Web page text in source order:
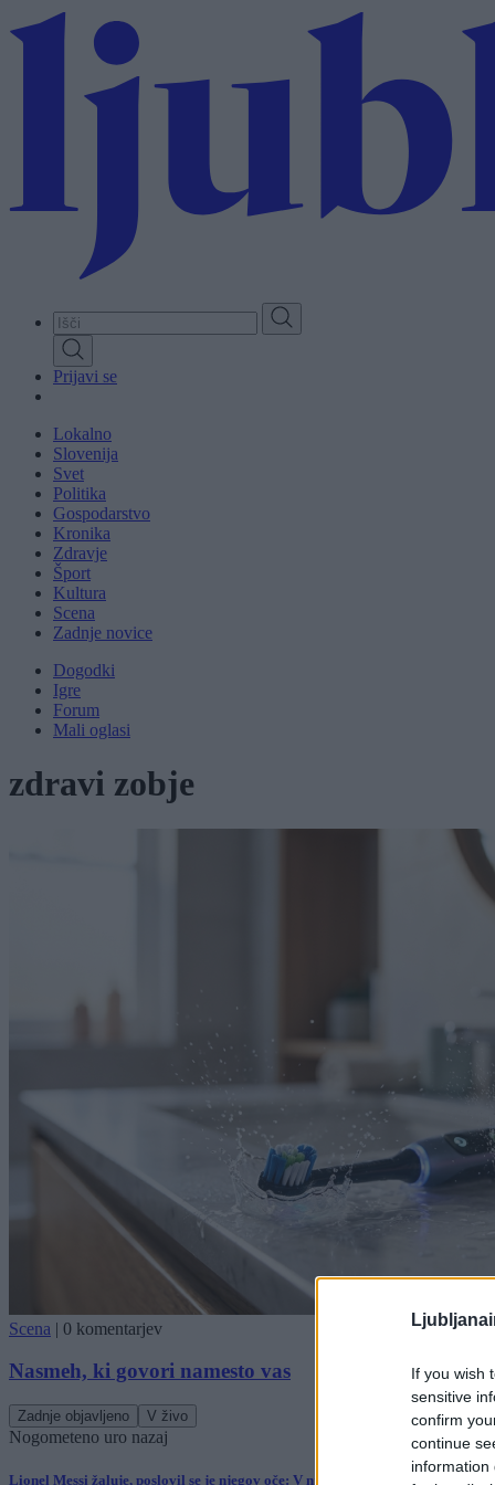
If you wish
sensitive
confirm
continue
information
to
Prijavi se
Lokalno
Slovenija
Svet
Politika
Gospodarstvo
Kronika
Zdravje
Šport
Kultura
Scena
Zadnje novice
Dogodki
Igre
Forum
Mali oglasi
zdravi zobje
Scena | 0 komentarjev
Nasmeh, ki govori namesto vas
Zadnje objavljeno V živo
Nogometeno uro nazaj
Lionel Messi žaluje, poslovil se je njegov oče: V njegovem življenju je igral